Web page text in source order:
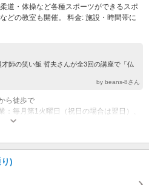
道・体操など各種スポーツができるスポ
どの教室も開催。 料金: 施設・時間帯に
師の笑い飯 哲夫さんが全3回の講座で「仏
by beans-8さん
ら徒歩で
毎月第1火曜日（祝日の場合は翌日）、
)